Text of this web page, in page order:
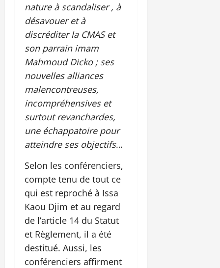
nature à scandaliser , à
désavouer et à
discréditer la CMAS et
son parrain imam
Mahmoud Dicko ; ses
nouvelles alliances
malencontreuses,
incompréhensives et
surtout revanchardes,
une échappatoire pour
atteindre ses objectifs…
Selon les conférenciers,
compte tenu de tout ce
qui est reproché à Issa
Kaou Djim et au regard
de l’article 14 du Statut
et Règlement, il a été
destitué. Aussi, les
conférenciers affirment